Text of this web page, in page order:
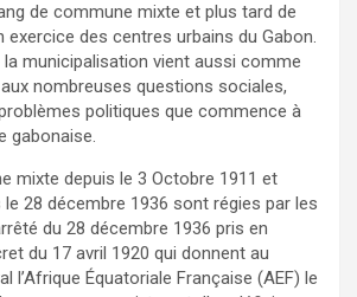
de commune mixte et plus tard de
exercice des centres urbains du Gabon.
la municipalisation vient aussi comme
nombreuses questions sociales,
politiques que commence à
gabonaise.
mixte depuis le 3 Octobre 1911 et
28 décembre 1936 sont régies par les
du 28 décembre 1936 pris en
du 17 avril 1920 qui donnent au
l’Afrique Équatoriale Française (AEF) le